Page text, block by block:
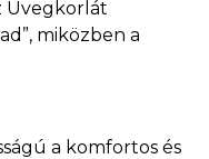
Üvegkorlát
miközben a
a komfortos és